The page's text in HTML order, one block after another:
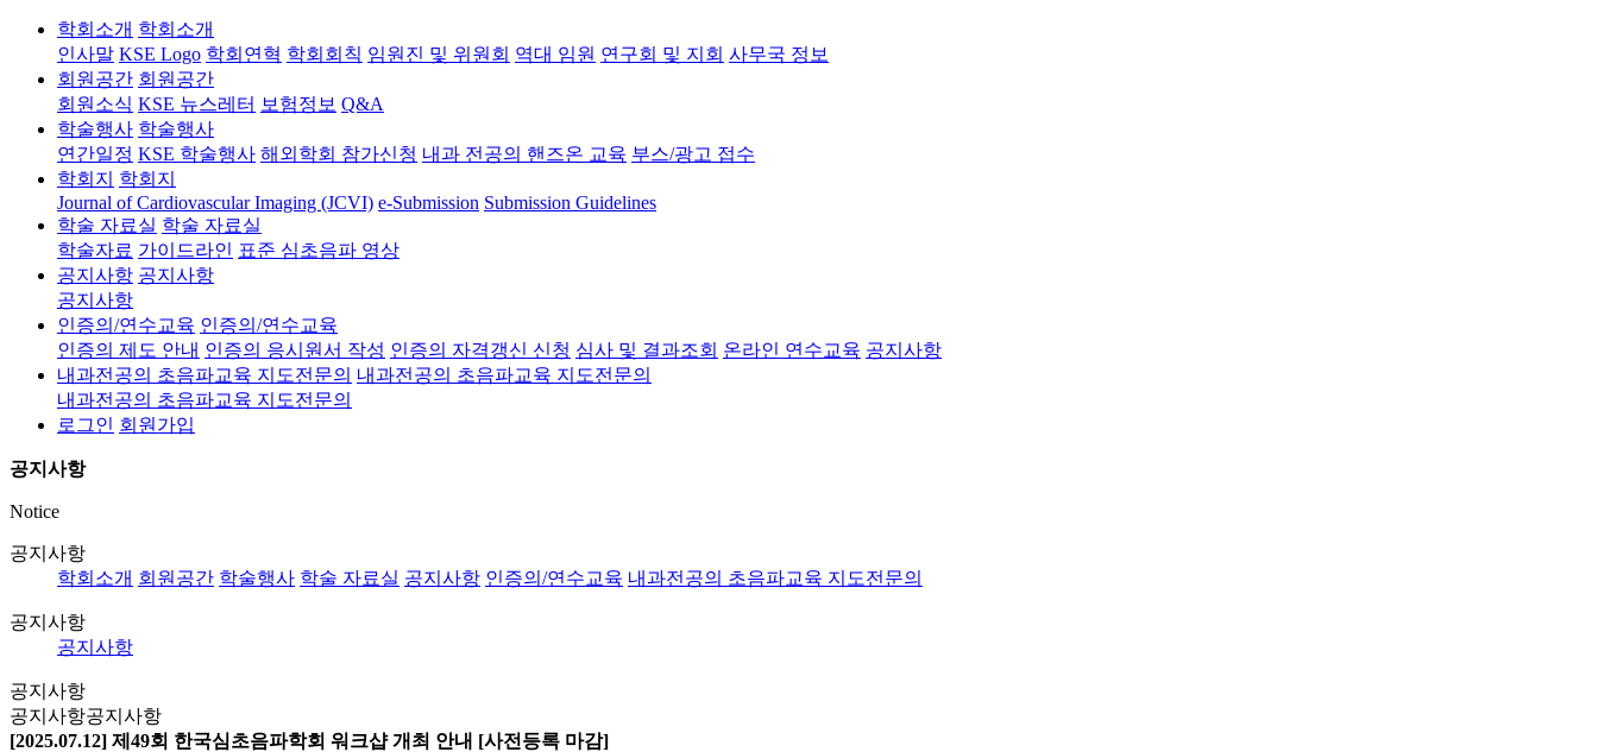
학회소개 학회소개
인사말 KSE Logo 학회연혁 학회회칙 임원진 및 위원회 역대 임원 연구회 및 지회 사무국 정보
회원공간 회원공간
회원소식 KSE 뉴스레터 보험정보 Q&A
학술행사 학술행사
연간일정 KSE 학술행사 해외학회 참가신청 내과 전공의 핸즈온 교육 부스/광고 접수
학회지
학회지
Journal of Cardiovascular Imaging (JCVI) e-Submission Submission Guidelines
학술 자료실 학술 자료실
학술자료 가이드라인 표준 심초음파 영상
공지사항 공지사항
공지사항
인증의/연수교육 인증의/연수교육
인증의 제도 안내 인증의 응시원서 작성 인증의 자격갱신 신청 심사 및 결과조회 온라인 연수교육 공지사항
내과전공의 초음파교육 지도전문의 내과전공의 초음파교육 지도전문의
내과전공의 초음파교육 지도전문의
로그인 회원가입
공지사항
Notice
공지사항
학회소개 회원공간 학술행사 학술 자료실 공지사항 인증의/연수교육 내과전공의 초음파교육 지도전문의
공지사항
공지사항
공지사항
공지사항공지사항
[2025.07.12] 제49회 한국심초음파학회 워크샵 개최 안내 [사전등록 마감]